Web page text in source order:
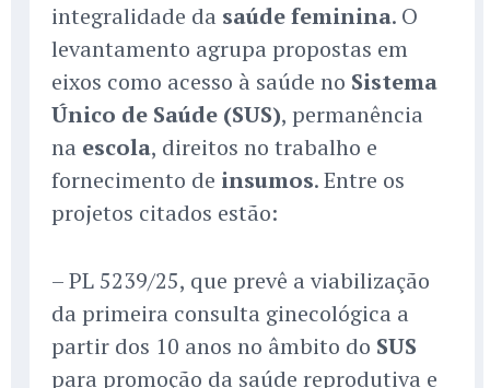
integralidade da saúde feminina. O
levantamento agrupa propostas em
eixos como acesso à saúde no Sistema
Único de Saúde (SUS), permanência
na escola, direitos no trabalho e
fornecimento de insumos. Entre os
projetos citados estão:
– PL 5239/25, que prevê a viabilização
da primeira consulta ginecológica a
partir dos 10 anos no âmbito do SUS
para promoção da saúde reprodutiva e